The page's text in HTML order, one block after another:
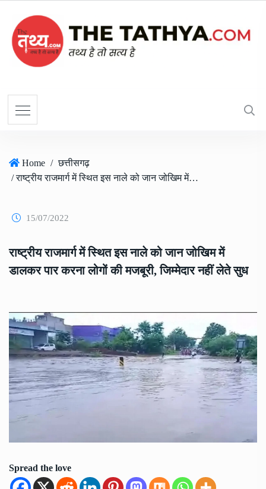
Home / छत्तीसगढ़
/ राष्ट्रीय राजमार्ग में स्थित इस नाले को जान जोखिम में डालकर पार करना लोगों की मजबूरी, जिम्मेदार नहीं लेते सुध
15/07/2022
राष्ट्रीय राजमार्ग में स्थित इस नाले को जान जोखिम में
डालकर पार करना लोगों की मजबूरी, जिम्मेदार नहीं लेते सुध
Spread the love